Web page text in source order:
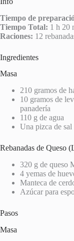
Tiempo de
Tiempo Total: 1 h 20
Raciones: 12
Ingredientes
Masa
210 gramos de
10 gramos de
panadería
110 g de agua
Una pizca de sal
Rebanadas de Queso
320 g de queso
4 yemas de
Manteca de
Azúcar para
Pasos
Masa